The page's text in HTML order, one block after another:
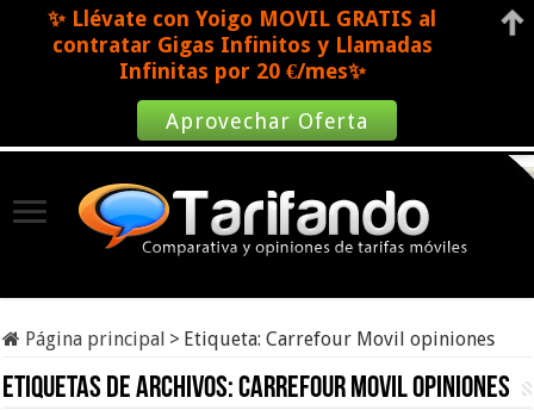
Página principal > Etiqueta:Carrefour Movil opiniones
Etiquetas de archivos:Carrefour Movil opiniones
✨ Llévate con Yoigo MOVIL GRATIS al
contratar Gigas Infinitos y Llamadas
Infinitas por 20 €/mes✨
Aprovechar Oferta